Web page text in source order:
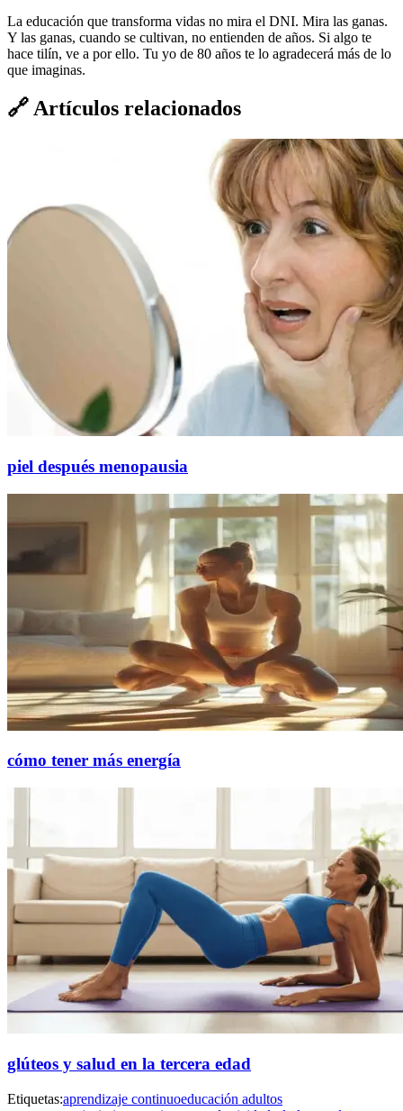
La educación que transforma vidas no mira el DNI. Mira las ganas.
Y las ganas, cuando se cultivan, no entienden de años. Si algo te
hace tilín, ve a por ello. Tu yo de 80 años te lo agradecerá más de lo
que imaginas.
🔗Artículos relacionados
piel después menopausia
cómo tener más energía
glúteos y salud en la tercera edad
Etiquetas:aprendizaje continuoeducación adultos